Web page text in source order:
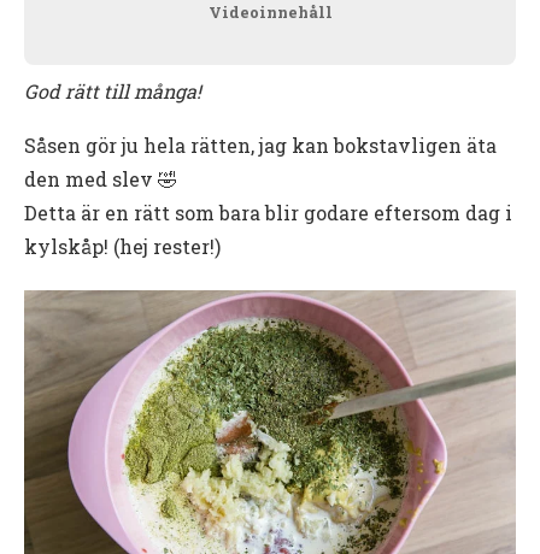
Videoinnehåll
God rätt till många!
Såsen gör ju hela rätten, jag kan bokstavligen äta
den med slev 🤣
Detta är en rätt som bara blir godare eftersom dag i
kylskåp! (hej rester!)